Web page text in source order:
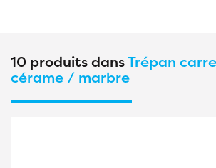
10 produits dansTrépan
cérame / marbre